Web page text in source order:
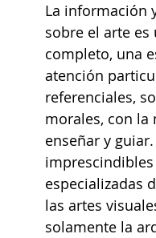
Ossaye Casa de Arte
La información
sobre el arte
completo, una
atención
referenciales,
morales, con la
enseñar y
especializadas
las artes
solamente la